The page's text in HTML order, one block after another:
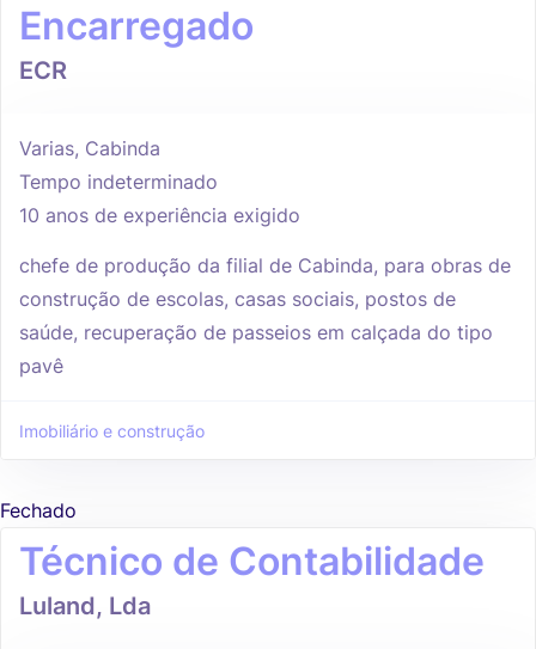
Encarregado
ECR
Varias, Cabinda
Tempo indeterminado
10 anos de experiência exigido
chefe de produção da filial de Cabinda, para obras de
construção de escolas, casas sociais, postos de
saúde, recuperação de passeios em calçada do tipo
pavê
Imobiliário e construção
Fechado
Técnico de Contabilidade
Luland, Lda